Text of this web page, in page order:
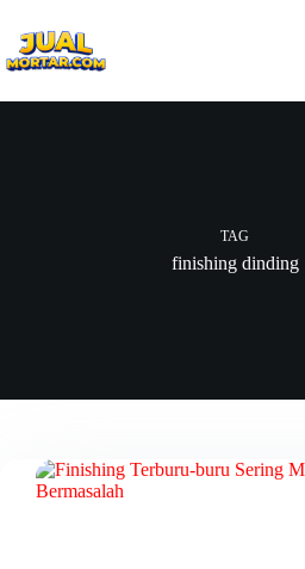
TAG
finishing dinding